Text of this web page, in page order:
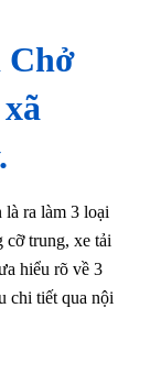
Chở
là ra làm 3 loại
cỡ trung, xe tải
hiểu rõ về 3
chi tiết qua nội